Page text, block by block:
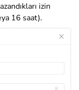
izin
16 saat).